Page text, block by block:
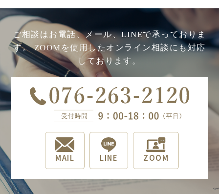
Q 相談料はいくらですか？
Q 友人の代わりに相談しても良いですか？
Q 匿名での相談はできますか？
Q
Q 電話相談に対応していますか？
Q
金沢市内に営業所がありますが、本店は
福井です。対応可能ですか？
Q 建設業許可を持っていなければ工事をし
てはいけないのですか？
Q 金沢市ではどれくらいの期間で許可を取
得できますか？
すか？
Q 宅地建物取引士試験に合格しましたが、
すぐに専任の宅建士になれますか？
Q 専任の宅地建物取引士は、他の仕事はで
きませんか？
Q
にはどのような従業員ですか？
保証協会に加入するにはどうしたらいい
宅建業を始めるのにどれくらいお金がか
かりますか？
Q 営業を開始できるまでにどれくらい期間
がかかりますか？
Q 平日休みが取れないのですが相談はでき
ますか？
Q どのような場合に公正証書にしたほうが
いいですか？
Q 農地を転用して太陽光発電パネルを設置
して売電収入を得たいのですが？
Q 土地改良区の手続きもしてもらえます
か？
Q
期間がかかりますか？
届出と許可の違いは何ですか？
農地転用ができる農地か分からないので
すが？
Q
図面の用意ができないのですが申請をお
願いできますか？
Q
歩道に少し足場が出てしまっただけです
が、道路占用・使用許可は必要ですか？
Q 道路占用料はいつ払えばいいですか？
Q 道路占用料はどれくらいかかりますか？
許可が下りるまでどれくらいの期間がか
かりますか？
建築工事用の足場の場合、どちらの許可
が必要ですか？
Q
Q 貴事務所の申請で不採択となった申請は
どのようなものでしたか？
Q
小規模事業持続化補助金の採択率はどれ
くらいですか？
Q 低感染リスク型ビジネス枠の対象となる
取り組みは？
Q gBizID（ＧビズＩＤ）とは何ですか？発
行にはお金がかかりますか？
商工会議所、商工会の助言を受けてとあ
りますが、どのようにしたらいいです
パソコンやスマートフォン、タブレット
ご相談はお電話、メール、LINEで承っておりま
す。ZOOMを使用したオンライン相談にも対応
しております。
MAIL LINE ZOOM